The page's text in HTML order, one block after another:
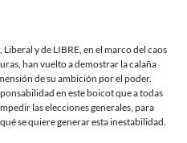
y de LIBRE, en el marco del caos
han vuelto a demostrar la calaña
de su ambición por el poder.
en este boicot que a todas
las elecciones generales, para
se quiere generar esta inestabilidad.